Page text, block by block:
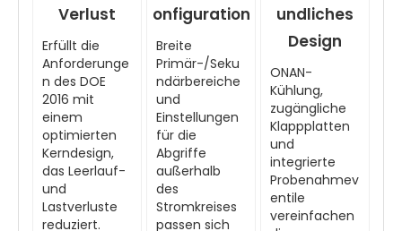
Verlust
Erfüllt die
Anforderunge
n des DOE
2016 mit
einem
optimierten
Kerndesign,
das Leerlauf-
und
Lastverluste
reduziert.
onfiguration
Breite
Primär-/Seku
ndärbereiche
und
Einstellungen
für die
Abgriffe
außerhalb
des
Stromkreises
passen sich
undliches
Design
ONAN-
Kühlung,
zugängliche
Klappplatten
und
integrierte
Probenahmev
entile
vereinfachen